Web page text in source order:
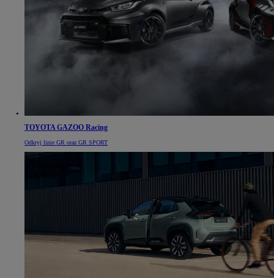
TOYOTA GAZOO Racing
Odkryj linie GR oraz GR SPORT